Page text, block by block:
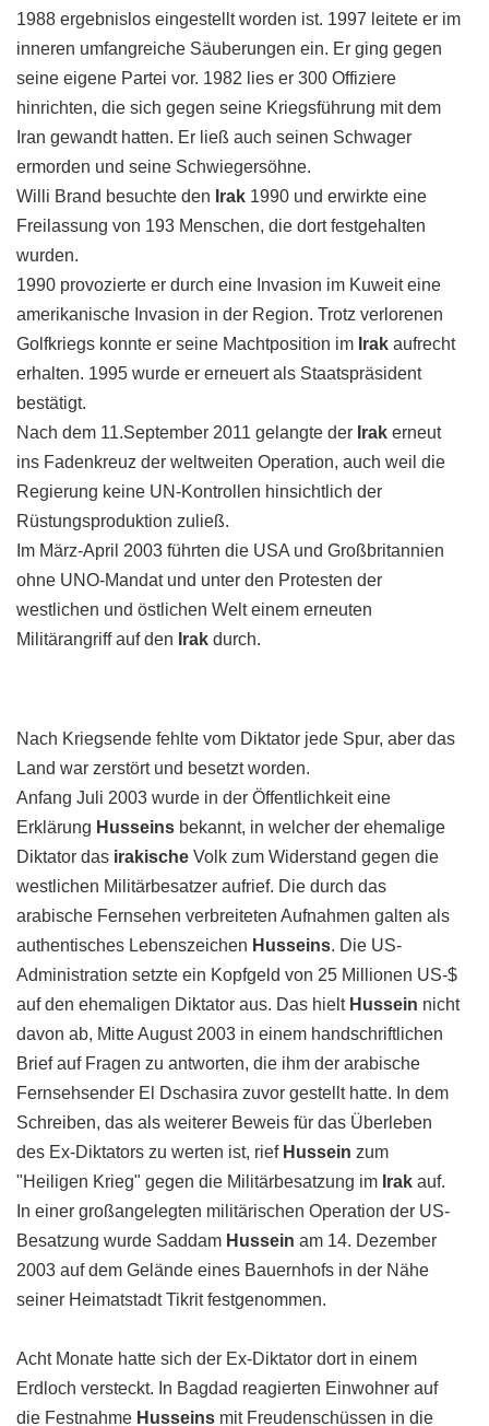
1988 ergebnislos eingestellt worden ist. 1997 leitete er im
inneren umfangreiche Säuberungen ein. Er ging gegen
seine eigene Partei vor. 1982 lies er 300 Offiziere
hinrichten, die sich gegen seine Kriegsführung mit dem
Iran gewandt hatten. Er ließ auch seinen Schwager
ermorden und seine Schwiegersöhne.
Willi Brand besuchte den Irak 1990 und erwirkte eine
Freilassung von 193 Menschen, die dort festgehalten
wurden.
1990 provozierte er durch eine Invasion im Kuweit eine
amerikanische Invasion in der Region. Trotz verlorenen
Golfkriegs konnte er seine Machtposition im Irak aufrecht
erhalten. 1995 wurde er erneuert als Staatspräsident
bestätigt.
Nach dem 11.September 2011 gelangte der Irak erneut
ins Fadenkreuz der weltweiten Operation, auch weil die
Regierung keine UN-Kontrollen hinsichtlich der
Rüstungsproduktion zuließ.
Im März-April 2003 führten die USA und Großbritannien
ohne UNO-Mandat und unter den Protesten der
westlichen und östlichen Welt einem erneuten
Militärangriff auf den Irak durch.
Nach Kriegsende fehlte vom Diktator jede Spur, aber das
Land war zerstört und besetzt worden.
Anfang Juli 2003 wurde in der Öffentlichkeit eine
Erklärung Husseins bekannt, in welcher der ehemalige
Diktator das irakische Volk zum Widerstand gegen die
westlichen Militärbesatzer aufrief. Die durch das
arabische Fernsehen verbreiteten Aufnahmen galten als
authentisches Lebenszeichen Husseins. Die US-
Administration setzte ein Kopfgeld von 25 Millionen US-$
auf den ehemaligen Diktator aus. Das hielt Hussein nicht
davon ab, Mitte August 2003 in einem handschriftlichen
Brief auf Fragen zu antworten, die ihm der arabische
Fernsehsender El Dschasira zuvor gestellt hatte. In dem
Schreiben, das als weiterer Beweis für das Überleben
des Ex-Diktators zu werten ist, rief Hussein zum
"Heiligen Krieg" gegen die Militärbesatzung im Irak auf.
In einer großangelegten militärischen Operation der US-
Besatzung wurde Saddam Hussein am 14. Dezember
2003 auf dem Gelände eines Bauernhofs in der Nähe
seiner Heimatstadt Tikrit festgenommen.
Acht Monate hatte sich der Ex-Diktator dort in einem
Erdloch versteckt. In Bagdad reagierten Einwohner auf
die Festnahme Husseins mit Freudenschüssen in die